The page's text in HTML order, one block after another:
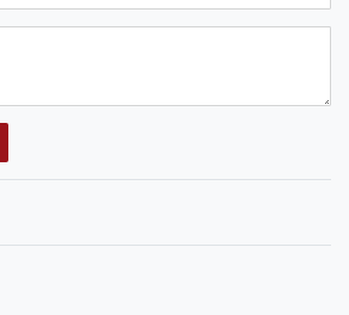
Bewertungssternen